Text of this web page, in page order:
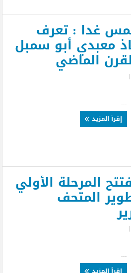
غدا : تعرف
معبدي أبو سمبل
الماضي
|
إقرأ المزيد
المرحلة الأولي
المتحف
|